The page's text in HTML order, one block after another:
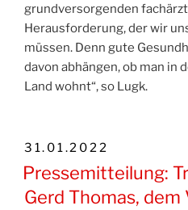
grundversorgenden
Herausforderung, der wir
müssen. Denn gute
davon abhängen, ob man in
Land wohnt“, so Lugk.
VERÖFFENTLICHT
AM
31.01.2022
Pressemitteilung:
Gerd Thomas,